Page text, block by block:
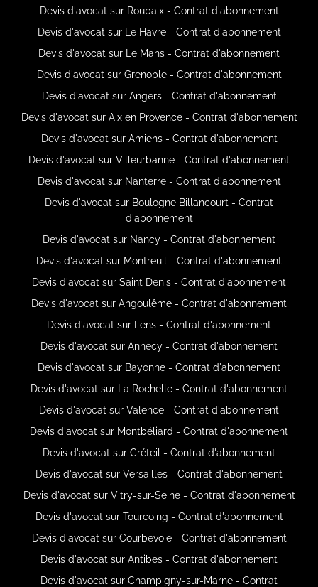
Devis d'avocat sur Roubaix - Contrat d'abonnement
Devis d'avocat sur Le Havre - Contrat d'abonnement
Devis d'avocat sur Le Mans - Contrat d'abonnement
Devis d'avocat sur Grenoble - Contrat d'abonnement
Devis d'avocat sur Angers - Contrat d'abonnement
Devis d'avocat sur Aix en Provence - Contrat d'abonnement
Devis d'avocat sur Amiens - Contrat d'abonnement
Devis d'avocat sur Villeurbanne - Contrat d'abonnement
Devis d'avocat sur Nanterre - Contrat d'abonnement
Devis d'avocat sur Boulogne Billancourt - Contrat
d'abonnement
Devis d'avocat sur Nancy - Contrat d'abonnement
Devis d'avocat sur Montreuil - Contrat d'abonnement
Devis d'avocat sur Saint Denis - Contrat d'abonnement
Devis d'avocat sur Angoulême - Contrat d'abonnement
Devis d'avocat sur Lens - Contrat d'abonnement
Devis d'avocat sur Annecy - Contrat d'abonnement
Devis d'avocat sur Bayonne - Contrat d'abonnement
Devis d'avocat sur La Rochelle - Contrat d'abonnement
Devis d'avocat sur Valence - Contrat d'abonnement
Devis d'avocat sur Montbéliard - Contrat d'abonnement
Devis d'avocat sur Créteil - Contrat d'abonnement
Devis d'avocat sur Versailles - Contrat d'abonnement
Devis d'avocat sur Vitry-sur-Seine - Contrat d'abonnement
Devis d'avocat sur Tourcoing - Contrat d'abonnement
Devis d'avocat sur Courbevoie - Contrat d'abonnement
Devis d'avocat sur Antibes - Contrat d'abonnement
Devis d'avocat sur Champigny-sur-Marne - Contrat